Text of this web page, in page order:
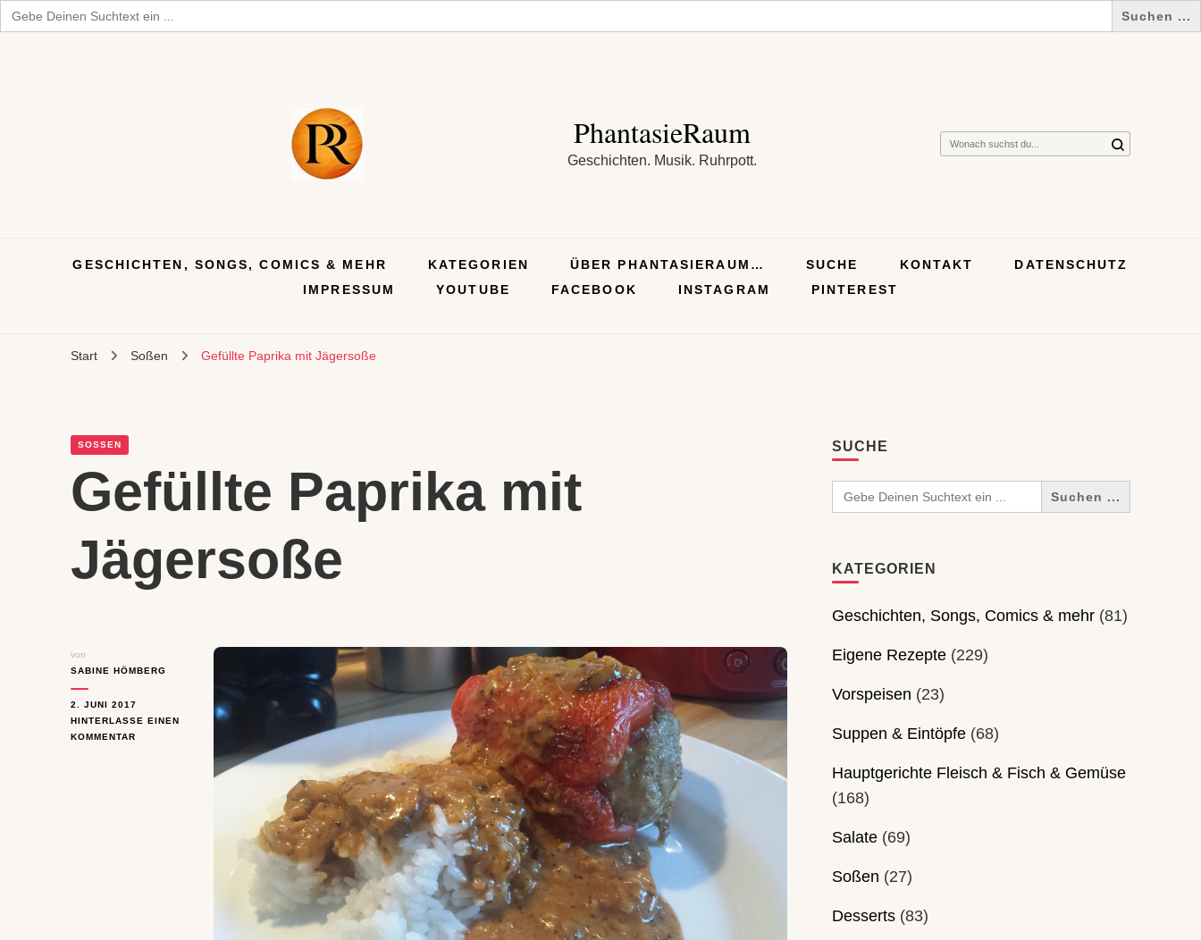
Search
for:
PhantasieRaum
Geschichten. Musik. Ruhrpott.
Suchst
GESCHICHTEN, SONGS, COMICS & MEHR KATEGORIEN ÜBER PHANTASIERAUM… SUCHE KONTAKT
DATENSCHUTZ
IMPRESSUM
YOUTUBE FACEBOOK INSTAGRAM PINTEREST
Start Soßen Gefüllte Paprika mit Jägersoße
SOSSEN
Gefüllte Paprika mit
Jägersoße
von
SABINE HÖMBERG
2. JUNI 2017
HINTERLASSE EINEN
KOMMENTAR
SUCHE
Search
for:
KATEGORIEN
Geschichten, Songs, Comics & mehr(81)
Eigene Rezepte(229)
Vorspeisen (23)
Suppen & Eintöpfe(68)
Hauptgerichte Fleisch & Fisch & Gemüse
(168)
Salate(69)
Soßen (27)
Desserts(83)